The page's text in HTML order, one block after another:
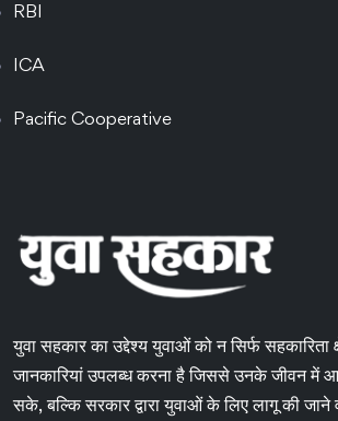
RBI
ICA
Pacific Cooperative
युवा सहकार का उद्देश्य युवाओं को न सिर्फ सहकारिता
जानकारियां उपलब्ध करना है जिससे उनके जीवन
सके, बल्कि सरकार द्वारा युवाओं के लिए लागू की जाने